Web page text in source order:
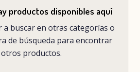
productos disponibles aquí
a buscar en otras categorías o
de búsqueda para encontrar
otros productos.